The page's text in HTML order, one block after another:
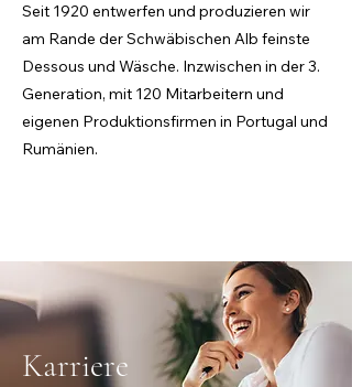
Seit 1920 entwerfen und produzieren wir
am Rande der Schwäbischen Alb feinste
Dessous und Wäsche. Inzwischen in der 3.
Generation, mit 120 Mitarbeitern und
eigenen Produktionsfirmen in Portugal und
Rumänien.
Karriere